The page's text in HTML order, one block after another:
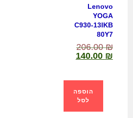
Lenovo
YOGA
C930-13IKB
80Y7
206.00₪
140.00 ₪
הוספה
לסל